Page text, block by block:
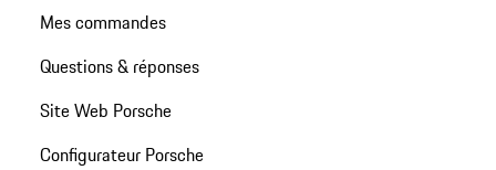
Mes commandes
Questions & réponses
Site Web Porsche
Configurateur Porsche